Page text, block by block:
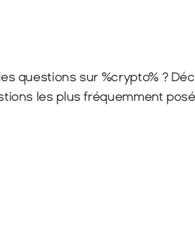
questions sur %crypto% ?
les plus fréquemment